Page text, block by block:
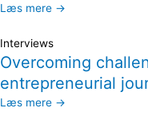
Læs mere →
Interviews
Overcoming
entrepreneurial
Læs mere →